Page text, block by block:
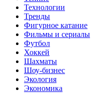
Технологии
Тренды
Фигурное катание
Фильмы и сериалы
Футбол
Хоккей
Шахматы
Шоу-бизнес
Экология
Экономика